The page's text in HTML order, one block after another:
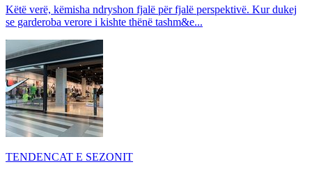
Këtë verë, këmisha ndryshon fjalë për fjalë perspektivë. Kur dukej
se garderoba verore i kishte thënë tashm&e...
TENDENCAT E SEZONIT